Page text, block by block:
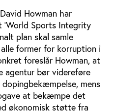
Howman har
Sports Integrity
plan skal samle
former for korruption i
foreslår Howman, at
agentur bør videreføre
dopingbekæmpelse, mens
at bekæmpe det
økonomisk støtte fra